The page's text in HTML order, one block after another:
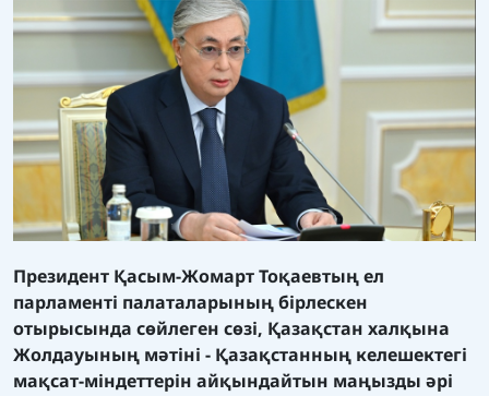
Президент Қасым-Жомарт Тоқаевтың ел
парламенті палаталарының бірлескен
отырысында сөйлеген сөзі, Қазақстан халқына
Жолдауының мәтіні - Қазақстанның келешектегі
мақсат-міндеттерін айқындайтын маңызды әрі